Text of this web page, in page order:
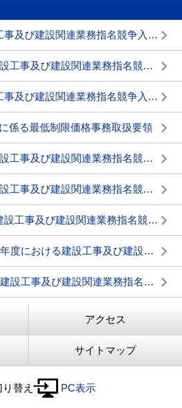
令和8年度における建設工事及び建設関連業務指名競争入札参加資格審査申請(中間年申請)の受付について
令和7・8年度における建設工事及び建設関連業務指名競争入札参加資格審査申請の受付について
令和6年度における建設工事及び建設関連業務指名競争入札参加資格審査申請(中間年申請)の受付について
係る最低制限価格事務取扱要領
令和5・6年度における建設工事及び建設関連業務指名競争入札参加資格審査申請の受付について
令和3・4年度における建設工事及び建設関連業務指名競争入札参加資格審査申請の受付について
令和元・2年度における建設工事及び建設関連業務指名競争入札参加資格審査申請（中間年申請）の受付について
【受付終了】平成29・30年度における建設工事及び建設関連業務指名競争入札参加資格審査申請(中間年申請)の受付について
平成29・30年度における建設工事及び建設関連業務指名競争入札参加資格審査申請の受付について
アクセス
サイトマップ
替え PC表示